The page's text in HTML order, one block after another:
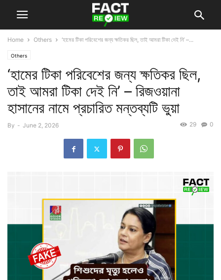
Home Others ‘হামের টিকা পরিবেশের জন্য ক্ষতিকর ছিল, তাই আমরা টিকা দেই নি’ –...
Others
‘হামের টিকা পরিবেশের জন্য ক্ষতিকর ছিল,
তাই আমরা টিকা দেই নি’ – রিজওয়ানা
হাসানের নামে প্রচারিত মন্তব্যটি ভুয়া
By - June 2, 2026 0
29